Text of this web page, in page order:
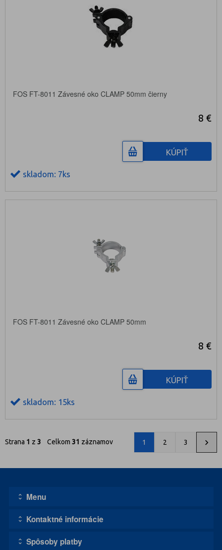
FOS FT-8011 Závesné oko CLAMP 50mm čierny
8 €
KÚPIŤ
skladom: 7ks
FOS FT-8011 Závesné oko CLAMP 50mm
8 €
KÚPIŤ
skladom: 15ks
Strana 1 z 3 Celkom 31 záznamov 1 2 3
Menu
Úvodná stránka
Obchodné podmienky
Kontaktné informácie
Adresa:
Spôsoby platby